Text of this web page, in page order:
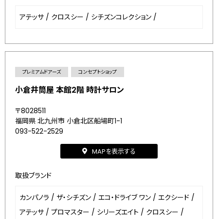
アテッサ / クロスシー / シチズンコレクション /
プレミアムドアーズ コンセプトショップ
小倉井筒屋 本館2階 時計サロン
〒8028511
福岡県 北九州市 小倉北区船場町1-1
093-522-2529
MAPを表示する
取扱ブランド
カンパノラ / ザ・シチズン / エコ・ドライブ ワン / エクシード /
アテッサ / プロマスター / シリーズエイト / クロスシー /